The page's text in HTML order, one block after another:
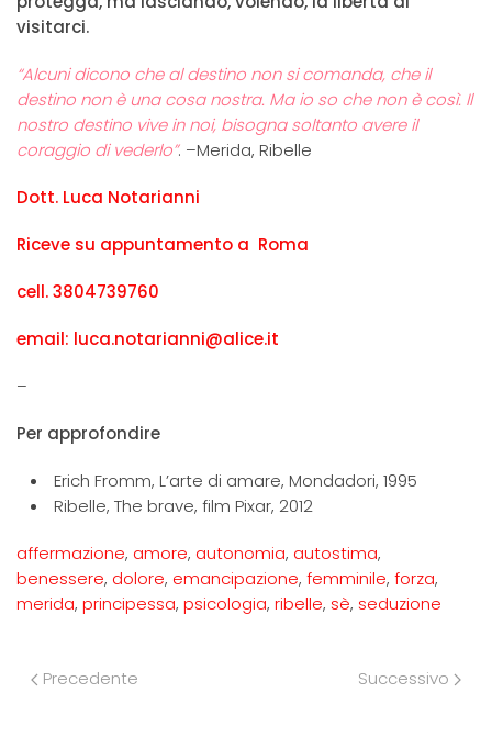
visitarci.
“Alcuni dicono che al destino non si comanda, che il
destino non è una cosa nostra. Ma io so che non è così. Il
nostro destino vive in noi, bisogna soltanto avere il
coraggio di vederlo”. –Merida, Ribelle
Dott. Luca Notarianni
Riceve su appuntamento a Roma
cell. 3804739760
email: luca.notarianni@alice.it
–
Per approfondire
Erich Fromm, L’arte di amare, Mondadori, 1995
Ribelle, The brave, film Pixar, 2012
affermazione, amore, autonomia, autostima,
benessere, dolore, emancipazione, femminile, forza,
merida, principessa, psicologia, ribelle, sè, seduzione
Precedente Successivo